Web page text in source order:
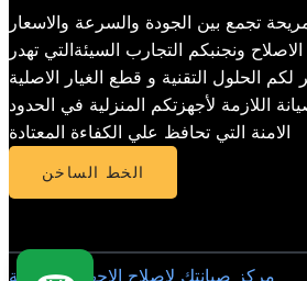
تجمع بين الجودة والسرعة والاسعار
ونجنبكم التجارب السيئةالتي تهدر
الحلول التقنية و قطع الغيار الاصلية
اللازمة لأجهزتكم المنزلية في الحدود
الامنة التي تحافظ علي الكفاءة المعتادة
الخط الساخن
مركز صيانتك لاصلاح الاجهزة المنزلية